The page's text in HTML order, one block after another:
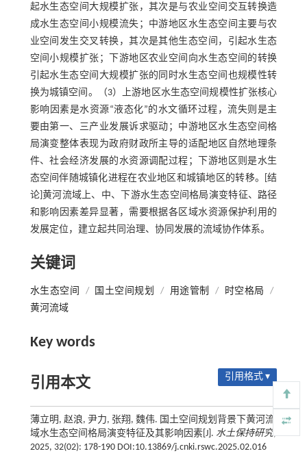
起水生态空间大规模扩张，其次是与农业空间交互转换造
成水生态空间小规模流失；中游地区水生态空间主要与农
业空间发生交叉转换，其次是其他生态空间，引起水生态
空间小规模扩张；下游地区农业空间向水生态空间的转换
引起水生态空间大规模扩张的同时水生态空间也规模性转
换为城镇空间。（3）上游地区水生态空间规模性扩张核心
影响因素是水资源“液态化”的水文循环过程，流失则是主
要由第一、三产业发展诉求驱动；中游地区水生态空间格
局演变整体表现为政府财政所主导的适配地区自然地理条
件、社会经济发展的水资源调配过程；下游地区则是水生
态空间伴随城镇化进程在农业地区和城镇地区的转移。[结
论]黄河流域上、中、下游水生态空间格局演变特征、路径
和影响因素差异显著，需要根据各区域水资源保护利用的
发展定位，建立起共同治理、协同发展的流域协作体系。
关键词
水生态空间 / 国土空间规划 / 用途管制 / 时空格局
/
黄河流域
Key words
引用本文 引用格式 ▾
薄立明, 赵浪, 尹力, 张翔, 魏伟. 国土空间规划背景下黄河流
域水生态空间格局演变特征及其影响因素[J]. 水土保持研究,
2025, 32(02): 178-190 DOI:10.13869/j.cnki.rswc.2025.02.016